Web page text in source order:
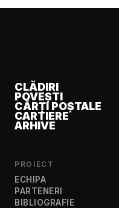
CLĂDIRI
POVEȘTI
CĂRȚI POȘTALE
CARTIERE
ARHIVE
PROIECT
ECHIPA
PARTENERI
BIBLIOGRAFIE